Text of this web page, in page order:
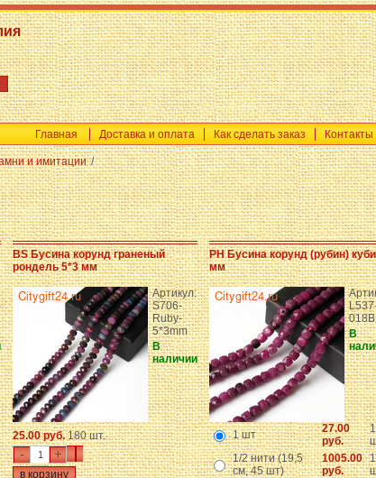
Главная Доставка и оплата Как сделать заказ Контакты
и имитации /
BS Бусина корунд граненый
рондель 5*3 мм
Артикул:
S706-
Ruby-
5*3mm
В
наличии
25.00 руб.180 шт.
- +
PH Бусина корунд (рубин)
мм
018B
В
1 шт
27.00
руб.
1/2 нити (19,5
см, 45 шт)
1005.00
руб.